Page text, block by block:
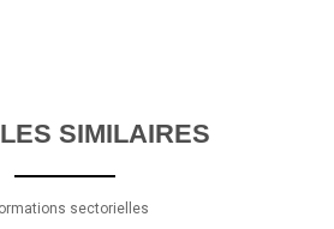
SIMILAIRES
sectorielles